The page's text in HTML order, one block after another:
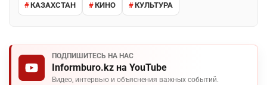
КАЗАХСТАН КИНО КУЛЬТУРА
ПОДПИШИТЕСЬ НА НАС
Informburo.kz на YouTube
Видео, интервью и объяснения важных событий.